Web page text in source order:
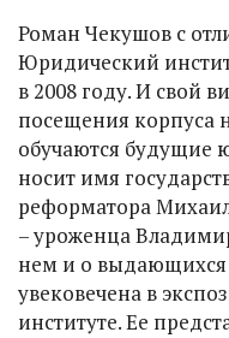
Роман Чекушов с
Юридический
в 2008 году. И свой
посещения корпуса
обучаются будущие
носит имя
реформатора
– уроженца
нем и о выдающихся
увековечена в
институте. Ее